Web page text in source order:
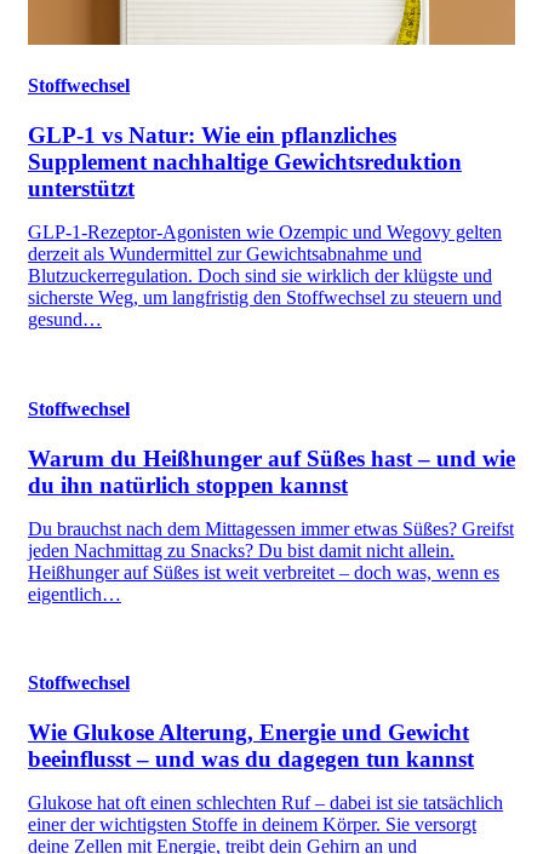
Stoffwechsel
GLP-1 vs Natur: Wie ein pflanzliches
Supplement nachhaltige Gewichtsreduktion
unterstützt
GLP-1-Rezeptor-Agonisten wie Ozempic und Wegovy gelten
derzeit als Wundermittel zur Gewichtsabnahme und
Blutzuckerregulation. Doch sind sie wirklich der klügste und
sicherste Weg, um langfristig den Stoffwechsel zu steuern und
gesund…
Stoffwechsel
Warum du Heißhunger auf Süßes hast – und wie
du ihn natürlich stoppen kannst
Du brauchst nach dem Mittagessen immer etwas Süßes? Greifst
jeden Nachmittag zu Snacks? Du bist damit nicht allein.
Heißhunger auf Süßes ist weit verbreitet – doch was, wenn es
eigentlich…
Stoffwechsel
Wie Glukose Alterung, Energie und Gewicht
beeinflusst – und was du dagegen tun kannst
Glukose hat oft einen schlechten Ruf – dabei ist sie tatsächlich
einer der wichtigsten Stoffe in deinem Körper. Sie versorgt
deine Zellen mit Energie, treibt dein Gehirn an und